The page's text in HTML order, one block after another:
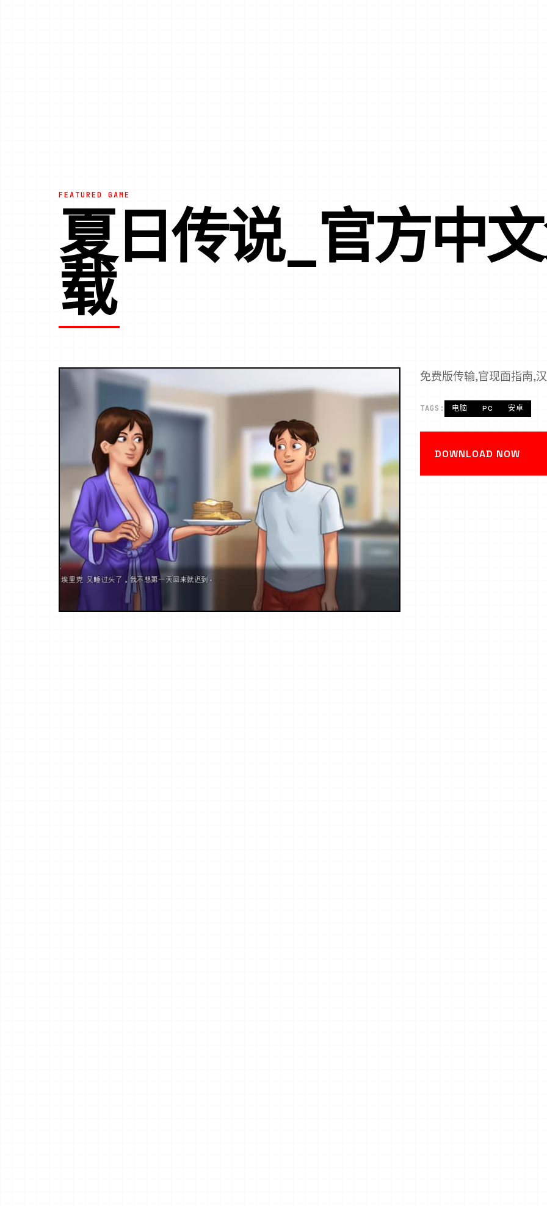
FEATURED GAME
夏日传说_官方中
载
免费版传输,官现面指南,
TAGS: 电脑 PC 安卓
DOWNLOAD NOW